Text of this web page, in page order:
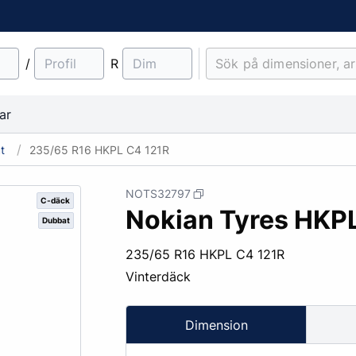
/ R
Lantbruk
Entreprenad & Maskiner
Lastbilsfälgar
O-ringar
Fälgtillbehör
Pinnbultar
Fälgskydd
Bult & Mutter
Centreringsringar
235/65 R16 HKPL C4 121R
C-däck
Dubbat
NOTS32797
Nokian Tyres
235/65 R16 HKPL C4 121R
Vinterdäck
Dimension